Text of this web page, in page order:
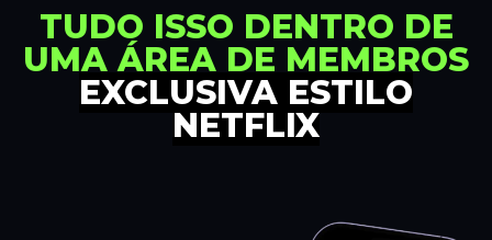
TUDO ISSO DENTRO DE
UMA ÁREA DE MEMBROS
EXCLUSIVA ESTILO
NETFLIX